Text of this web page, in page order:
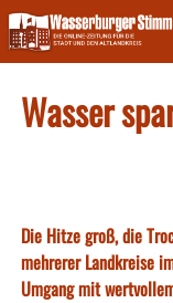
Skip
to
content
Wasser
Die Hitze groß, die
mehrerer Landkreise
Umgang mit